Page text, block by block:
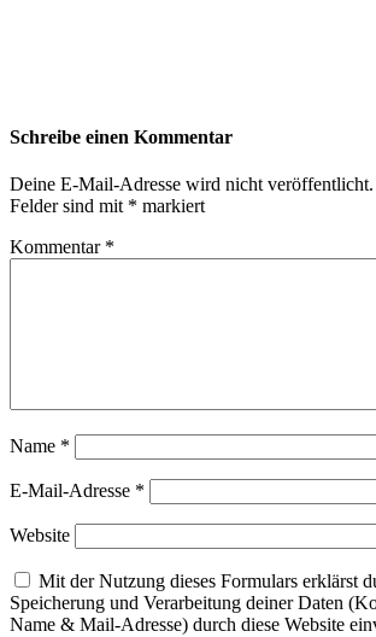
Schreibe einen Kommentar
Deine E-Mail-Adresse wird nicht veröffentlicht.
Felder sind mit * markiert
Kommentar *
Name *
E-Mail-Adresse *
Website
Mit der Nutzung dieses Formulars erklärst
Speicherung und Verarbeitung deiner Daten
Name & Mail-Adresse) durch diese Website